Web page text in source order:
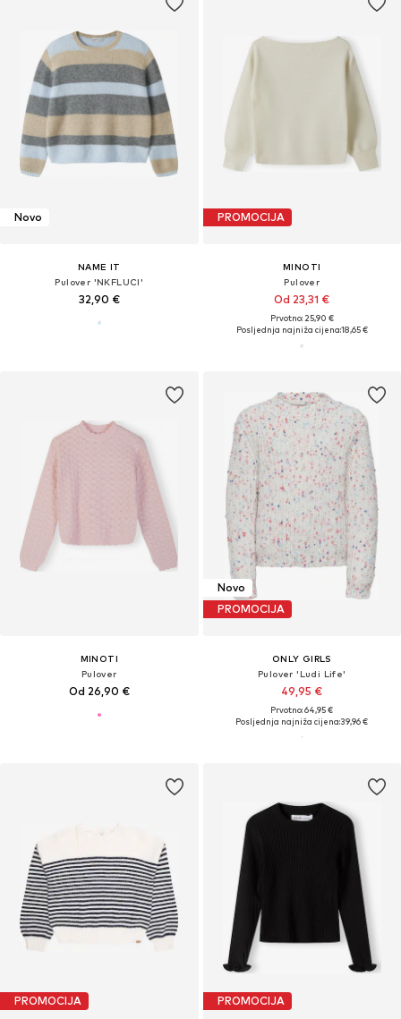
Novo
NAME IT
Pulover 'NKFLUCI'
32,90 €
PROMOCIJA
MINOTI
Pulover
Od 23,31 €
Prvotno: 25,90 €
Posljednja najniža cijena:18,65 €
MINOTI
Pulover
Od 26,90 €
Novo
PROMOCIJA
ONLY GIRLS
Pulover 'Ludi Life'
49,95 €
Prvotno: 64,95 €
Posljednja najniža cijena:39,96 €
PROMOCIJA PROMOCIJA